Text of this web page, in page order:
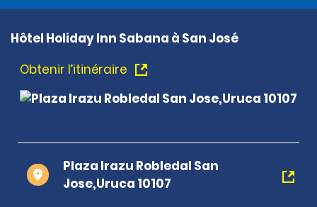
Hôtel Holiday Inn Sabana à San José
Obtenir l’itinéraire
Plaza Irazu Robledal San
Jose,Uruca 10107